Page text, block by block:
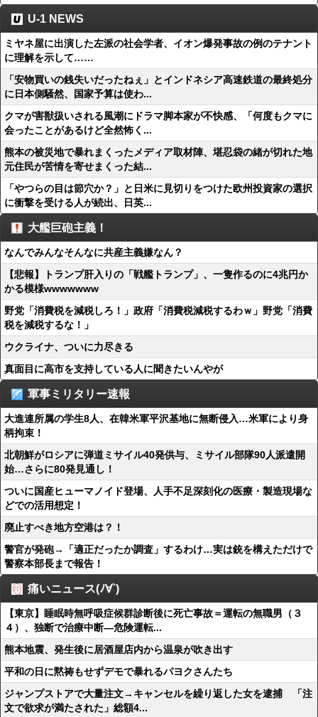
U-1 NEWS
ミヤネ屋に出演した左派の社会学者、イオン爆発事故の例のテナント
に理解を示して……
「安物買いの銭失いだったねぇ」とインドネシア高速鉄道の最終処分
に日本側騒然、国家予算は使わ...
クマが害獣扱いされる風潮にドラマ脚本家が不快感、「何度もクマに
会ったことがあるけど全然怖く...
熊本の被災地で暴れまくったメディア取材陣、堪忍袋の緒が切れた地
元住民が苦情を寄せまくった結...
「やつらの目は節穴か？」と日米に見切りをつけた欧州投資家の選択
に衝撃を受ける人が続出、日英...
大艦巨砲主義！
なんでみんなそんなに共産主義嫌なん？
【悲報】トランプ肝入りの「戦艦トランプ」、一隻作るのに4兆円か
かる模様wwwwwww
野党「消費税を減税しろ！」政府「消費税減税するわｗ」野党「消費
税を減税するな！」
ウクライナ、ついに力尽きる
真面目に高市を支持している人に聞きたいんやが
軍事ミリタリー速報
大進連所属の学生8人、在韓米軍平沢基地に無断侵入…米軍により身
柄拘束！
北朝鮮がロシアに弾道ミサイル40発供与、ミサイル部隊90人派遣開
始…さらに80発見通し！
ついに国産ヒューマノイド登場、人手不足深刻化の医療・製造現場な
どでの活用想定！
廃止すべき地方空港は？！
警官が発砲→「適正だったか調査」するわけ…実は銃を構えただけで
警察本部長まで報告！
痛いニュース(ﾉ∀`)
【東京】睡眠時無呼吸症候群診断後に死亡事故＝運転の無職男（３
４）、独断で治療中断―危険運転...
熊本地震、発生後に居酒屋店内から温泉が吹き出す
平和の日に黙祷もせずデモで暴れるパヨクさんたち
ジャンプストアで大量注文→キャンセルを繰り返した女を逮捕 「注
文で欲求が満たされた」総額4...